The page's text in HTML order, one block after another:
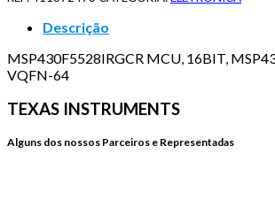
Descrição
MSP430F5528IRGCR MCU, 16BIT,
VQFN-64
TEXAS INSTRUMENTS
Alguns dos nossos Parceiros e Representadas